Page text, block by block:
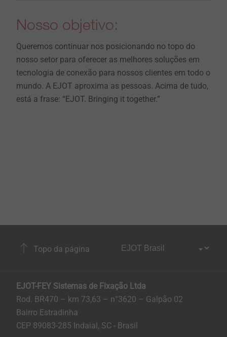
Nosso objetivo:
Queremos continuar nos posicionando no topo do
nosso setor para oferecer as melhores soluções em
tecnologia de conexão para nossos clientes em todo o
mundo. A EJOT aproxima as pessoas. Acima de tudo,
está a frase: “EJOT. Bringing it together.”
Topo da página
EJOT-FEY Sistemas de Fixação Ltda
Rod. BR470 – km 73,63 – n°3620 – Galpão 02
Bairro Estradinha
CEP 89083-285 Indaial, SC - Brasil